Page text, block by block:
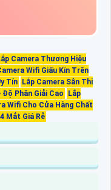
Camera Thương Hiệu
Wifi Giấu Kín Trên
Tín
Lắp Camera Sân Thi
Độ Phân Giải Cao
Lắp
Wifi Cho Cửa Hàng Chất
Mắt Giá Rẻ